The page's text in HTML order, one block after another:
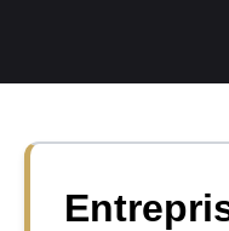
contenu